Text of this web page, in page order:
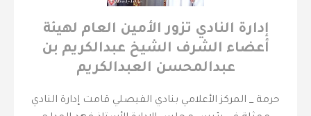
إدارة النادي تزور الأمين العام لهيئة
أعضاء الشرف الشيخ عبدالكريم بن
عبدالمحسن العبدالكريم
حرمة _ المركز الأعلامي بنادي الفيصلي قامت إدارة النادي